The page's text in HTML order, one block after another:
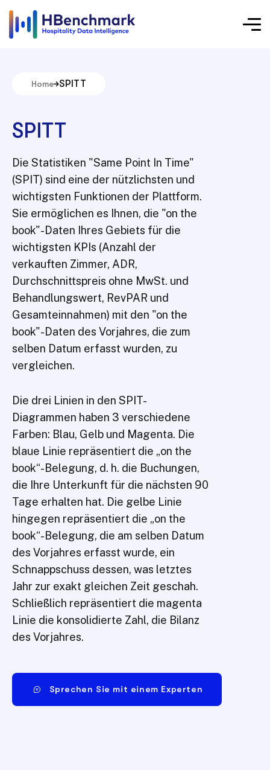
Home SPITT
SPITT
Die Statistiken "Same Point In Time"
(SPIT) sind eine der nützlichsten und
wichtigsten Funktionen der Plattform.
Sie ermöglichen es Ihnen, die "on the
book"-Daten Ihres Gebiets für die
wichtigsten KPIs (Anzahl der
verkauften Zimmer, ADR,
Durchschnittspreis ohne MwSt. und
Behandlungswert, RevPAR und
Gesamteinnahmen) mit den "on the
book"-Daten des Vorjahres, die zum
selben Datum erfasst wurden, zu
vergleichen.
Die drei Linien in den SPIT-
Diagrammen haben 3 verschiedene
Farben: Blau, Gelb und Magenta. Die
blaue Linie repräsentiert die „on the
book“-Belegung, d. h. die Buchungen,
die Ihre Unterkunft für die nächsten 90
Tage erhalten hat. Die gelbe Linie
hingegen repräsentiert die „on the
book“-Belegung, die am selben Datum
des Vorjahres erfasst wurde, ein
Schnappschuss dessen, was letztes
Jahr zur exakt gleichen Zeit geschah.
Schließlich repräsentiert die magenta
Linie die konsolidierte Zahl, die Bilanz
des Vorjahres.
Sprechen Sie mit einem Experten